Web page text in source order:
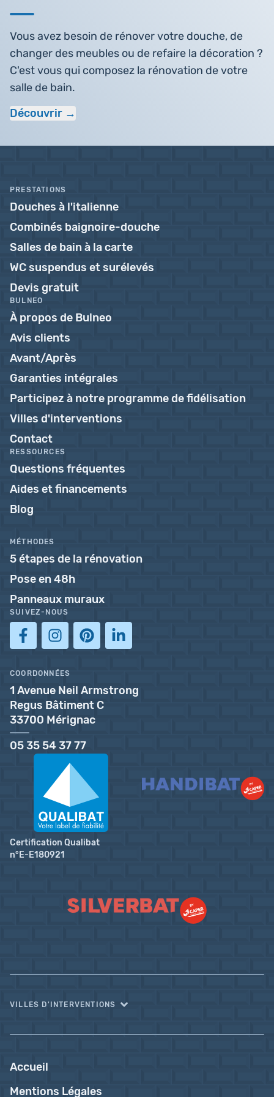
Vous avez besoin de rénover votre douche, de
changer des meubles ou de refaire la décoration ?
C'est vous qui composez la rénovation de votre
salle de bain.
Découvrir
PRESTATIONS
Douches à l'italienne
Combinés baignoire-douche
Salles de bain à la carte
WC suspendus et surélevés
Devis gratuit
BULNEO
À propos de Bulneo
Avis clients
Avant/Après
Garanties intégrales
Participez à notre programme de fidélisation
Villes d'interventions
Contact
RESSOURCES
Questions fréquentes
Aides et financements
Blog
MÉTHODES
5 étapes de la rénovation
Pose en 48h
Panneaux muraux
SUIVEZ-NOUS
COORDONNÉES
1 Avenue Neil Armstrong
Regus Bâtiment C
33700 Mérignac
05 35 54 37 77
Certification Qualibat
n°E-E180921
VILLES D'INTERVENTIONS
Accueil
Mentions Légales